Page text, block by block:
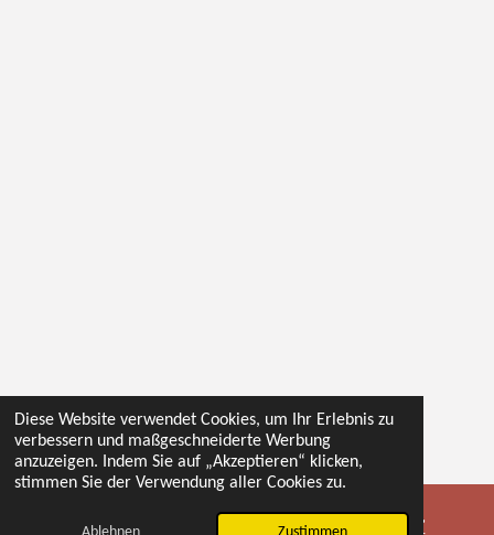
Diese Website verwendet Cookies, um Ihr Erlebnis zu
verbessern und maßgeschneiderte Werbung
anzuzeigen. Indem Sie auf „Akzeptieren“ klicken,
stimmen Sie der Verwendung aller Cookies zu.